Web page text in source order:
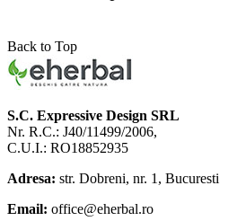
Back to Top
S.C. Expressive Design SRL
Nr. R.C.: J40/11499/2006,
C.U.I.: RO18852935
Adresa: str. Dobreni, nr. 1, Bucuresti
Email: office@eherbal.ro